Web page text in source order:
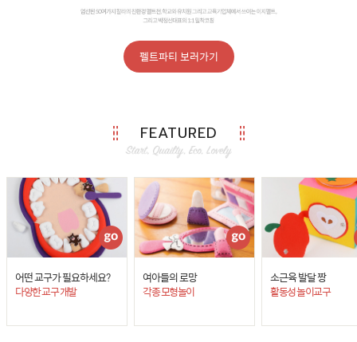
펠트파티 보러가기
FEATURED
어떤 교구가 필요하세요?
다양한 교구 개발
여아들의 로망
각종 모형놀이
소근육 발달 짱
활동성 놀이교구